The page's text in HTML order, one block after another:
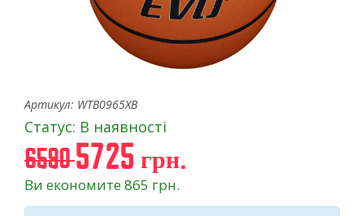
Артикул: WTB0965XB
Статус: В наявності
65905725 грн.
Ви економите 865 грн.